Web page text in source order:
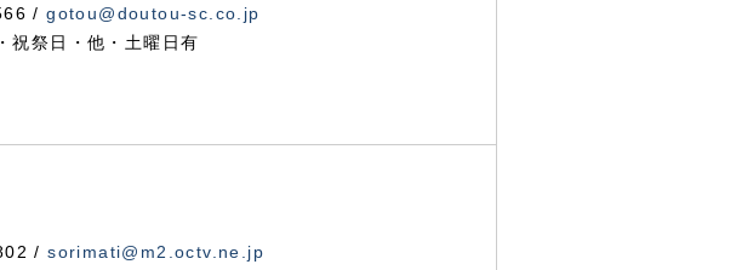
/gotou@doutou-sc.co.jp
祭日・他・土曜日有
/sorimati@m2.octv.ne.jp